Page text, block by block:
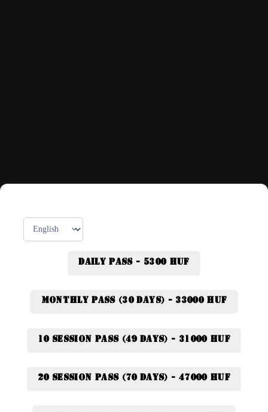
Daily pass - 5300 HUF
Monthly pass (30 days) - 33000 HUF
10 session pass (49 days) - 31000 HUF
20 session pass (70 days) - 47000 HUF